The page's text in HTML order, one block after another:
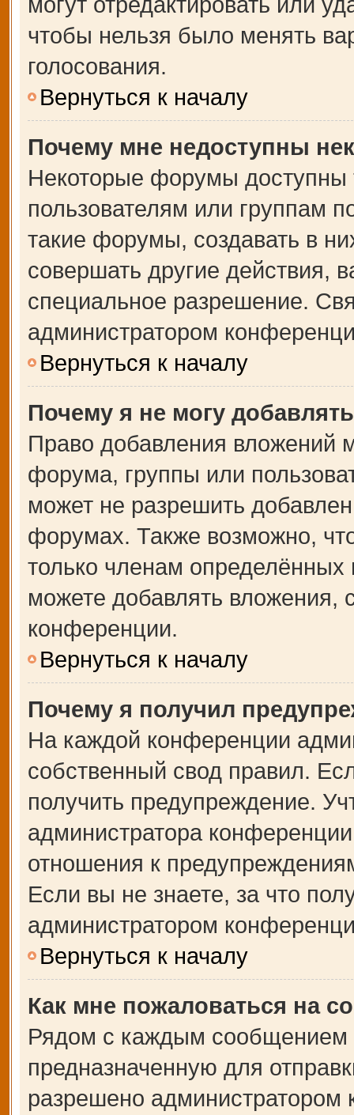
чтобы нельзя было менять
голосования.
Вернуться к началу
Почему мне недоступны
Некоторые форумы доступны
пользователям или группам
такие форумы, создавать в
совершать другие действия,
специальное разрешение.
администратором
Вернуться к началу
Почему я не могу
Право добавления вложений
форума, группы или
может не разрешить
форумах. Также возможно,
только членам
можете добавлять вложения,
конференции.
Вернуться к началу
Почему я получил
На каждой конференции
собственный свод правил.
получить предупреждение.
администратора
отношения к
Если вы не знаете, за что
администратором
Вернуться к началу
Как мне пожаловаться на
Рядом с каждым сообщением
предназначенную для
разрешено